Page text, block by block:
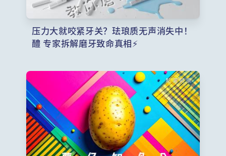
压力大就咬紧牙关？珐琅质无声消失中！
醴 专家拆解磨牙致命真相⚡